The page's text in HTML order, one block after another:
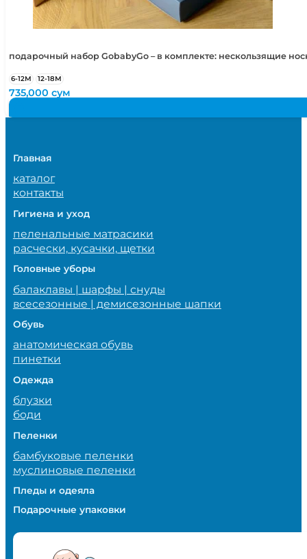
подарочный набор GobabyGo – в комплекте: нескользящие
6-12М 12-18М
735,000сум
Главная
каталог
контакты
Гигиена и уход
пеленальные матрасики
расчески, кусачки, щетки
Головные уборы
балаклавы | шарфы | снуды
всесезонные | демисезонные шапки
Обувь
анатомическая обувь
пинетки
Одежда
блузки
боди
Пеленки
бамбуковые пеленки
муслиновые пеленки
Пледы и одеяла
Подарочные упаковки